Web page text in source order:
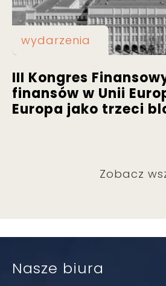
wydarzenia
III Kongres
finansów w Unii
Europa jako trzeci
Zobacz
Nasze biura